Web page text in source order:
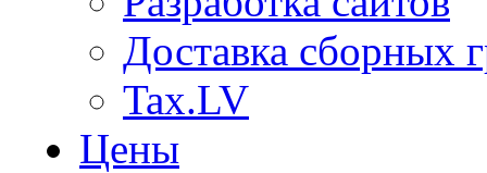
Доставка сборных
Tax.LV
Цены